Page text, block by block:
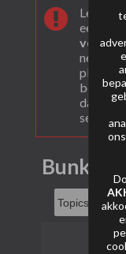
Leuk
eerste
veel
nemen
dat je
selectie.
ons